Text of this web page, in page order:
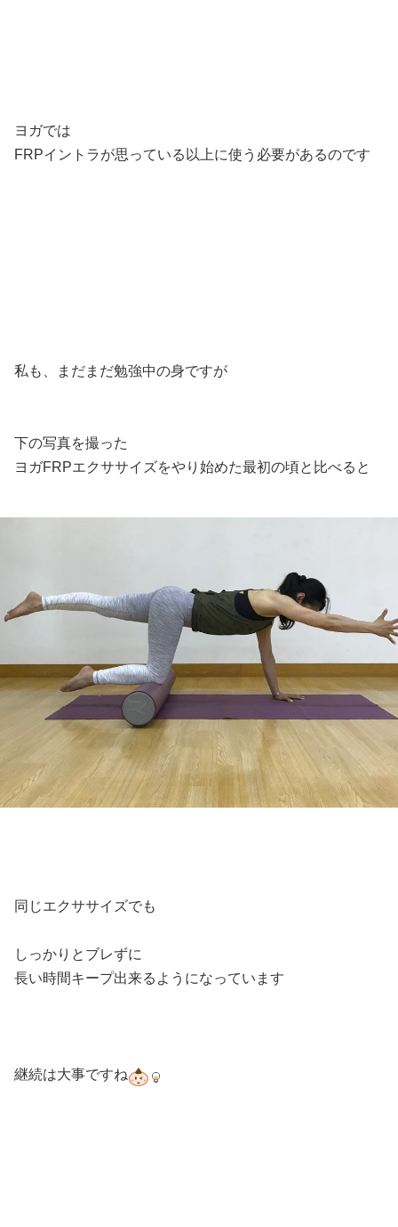
ヨガでは
FRPイントラが思っている以上に使う必要があるのです
私も、まだまだ勉強中の身ですが
下の写真を撮った
ヨガFRPエクササイズをやり始めた最初の頃と比べると
同じエクササイズでも
しっかりとブレずに
長い時間キープ出来るようになっています
継続は大事ですね